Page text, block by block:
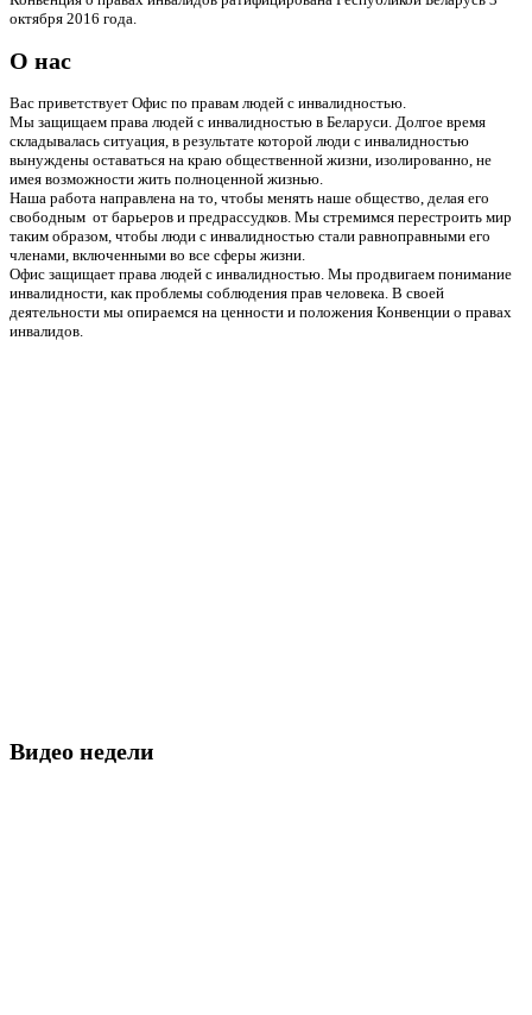
октября 2016 года.
О нас
Вас приветствует Офис по правам людей с инвалидностью.
Мы защищаем права людей с инвалидностью в Беларуси. Долгое время
складывалась ситуация, в результате которой люди с инвалидностью
вынуждены оставаться на краю общественной жизни, изолированно, не
имея возможности жить полноценной жизнью.
Наша работа направлена на то, чтобы менять наше общество, делая его
свободным от барьеров и предрассудков. Мы стремимся перестроить мир
таким образом, чтобы люди с инвалидностью стали равноправными его
членами, включенными во все сферы жизни.
Офис защищает права людей с инвалидностью. Мы продвигаем понимание
инвалидности, как проблемы соблюдения прав человека. В своей
деятельности мы опираемся на ценности и положения Конвенции о правах
инвалидов.
Видео недели